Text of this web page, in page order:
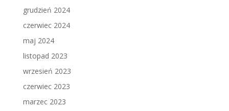
grudzień 2024
czerwiec 2024
maj 2024
listopad 2023
wrzesień 2023
czerwiec 2023
marzec 2023